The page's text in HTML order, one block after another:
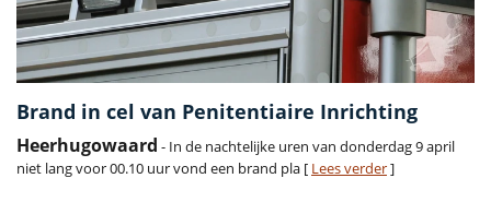
Brand in cel van Penitentiaire Inrichting
Heerhugowaard - In de nachtelijke uren van donderdag 9 april
niet lang voor 00.10 uur vond een brand pla [ Lees verder]